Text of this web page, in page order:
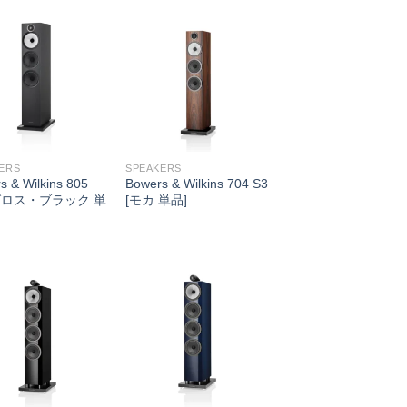
& Wilkins 805
ス・ブラック 単
SPEAKERS
Bowers & Wilkins 704 S3
[モカ 単品]